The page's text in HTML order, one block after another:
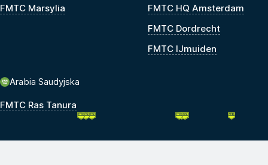
FMTC Marsylia
FMTC HQ Amsterdam
FMTC Dordrecht
FMTC IJmuiden
Arabia Saudyjska
FMTC Ras Tanura